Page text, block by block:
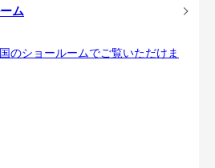
ム
のショールームでご覧いただけま